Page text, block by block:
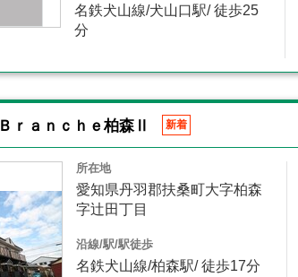
名鉄犬山線/犬山口駅/ 徒歩25
分
Ｂｒａｎｃｈｅ柏森Ⅱ 新着
所在地
愛知県丹羽郡扶桑町大字柏森
字辻田丁目
沿線/駅/駅徒歩
名鉄犬山線/柏森駅/ 徒歩17分